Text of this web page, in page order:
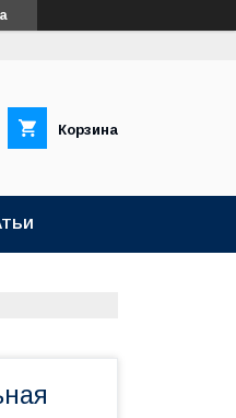
Корзина